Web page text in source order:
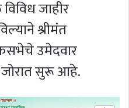
जाहीर
श्रीमंत
उमेदवार
जोरात सुरू आहे.